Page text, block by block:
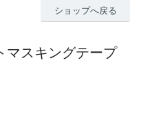
ショップへ戻る
マスキングテープ